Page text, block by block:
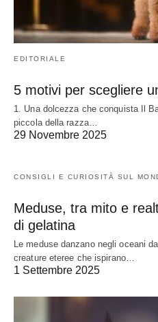
EDITORIALE
5 motivi per scegliere
1. Una dolcezza che conquista Il
piccola della razza…
29 Novembre 2025
CONSIGLI E CURIOSITÀ SUL
Meduse, tra mito e
di gelatina
Le meduse danzano negli oceani
creature eteree che ispirano…
1 Settembre 2025